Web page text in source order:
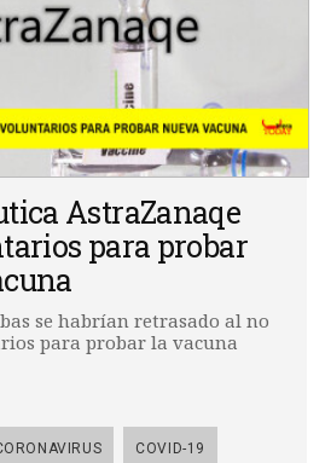
AstraZanaqe
para probar
se habrían retrasado al no
para probar la vacuna
COVID-19